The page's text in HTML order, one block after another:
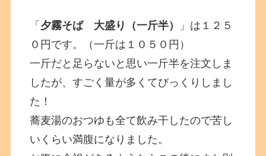
「 夕霧そば 大盛り（一斤半）
」は１２５
０円です。（一斤は１０５０円）
一斤だと足らないと思い一斤半を注文しま
したが、すごく量が多くてびっくりしまし
た！
蕎麦湯のおつゆも全て飲み干したので苦し
いくらい満腹になりました。